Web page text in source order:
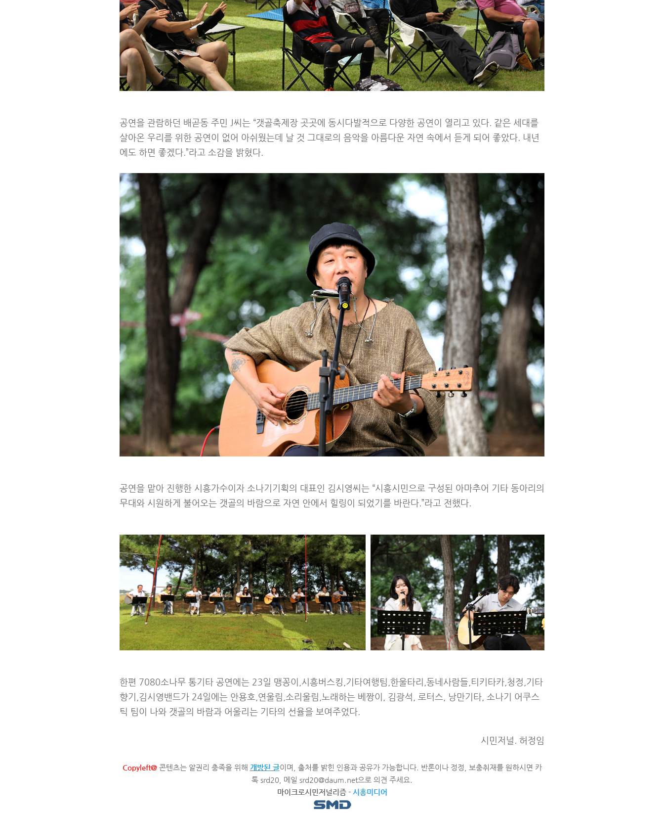
공연을 관람하던 배곧동 주민 J씨는 “갯골축제장 곳곳에 동시다발적으로 다양한 공연이 열리고 있다. 같은 세대를
살아온 우리를 위한 공연이 없어 아쉬웠는데 날 것 그대로의 음악을 아름다운 자연 속에서 듣게 되어 좋았다. 내년
에도 하면 좋겠다.”라고 소감을 밝혔다.
공연을 맡아 진행한 시흥가수이자 소나기기획의 대표인 김시영씨는 “시흥시민으로 구성된 아마추어 기타 동아리의
무대와 시원하게 불어오는 갯골의 바람으로 자연 안에서 힐링이 되었기를 바란다.”라고 전했다.
한편 7080소나무 통기타 공연에는 23일 맹꽁이,시흥버스킹,기타여행팀,한울타리,동네사람들,티키타카,청정,기타
향기,김시영밴드가 24일에는 안용호,연울림,소리울림,노래하는 베짱이, 김광석, 로터스, 낭만기타, 소나기 어쿠스
틱 팀이 나와 갯골의 바람과 어울리는 기타의 선율을 보여주었다.
시민저널. 허정임
Copyleft@콘텐츠는 알권리 충족을 위해 개방된 글이며, 출처를 밝힌 인용과 공유가 가능합니다. 반론이나 정정, 보충취재를 원하시면 카
톡 srd20, 메일 srd20@daum.net으로 의견 주세요.
마이크로시민저널리즘- 시흥미디어